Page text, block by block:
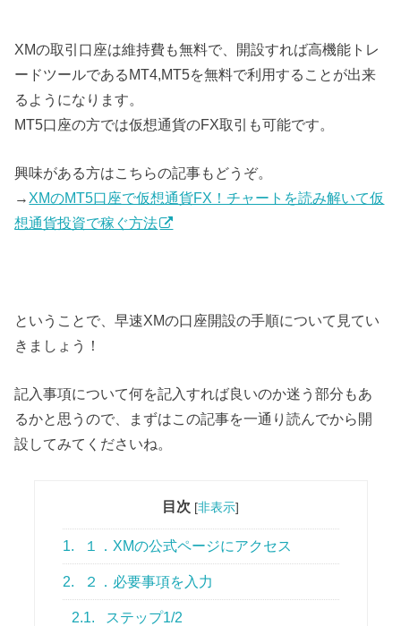
XMの取引口座は維持費も無料で、開設すれば高機能トレ
ードツールであるMT4,MT5を無料で利用することが出来
るようになります。
MT5口座の方では仮想通貨のFX取引も可能です。
興味がある方はこちらの記事もどうぞ。
→ XMのMT5口座で仮想通貨FX！チャートを読み解いて仮
想通貨投資で稼ぐ方法
ということで、早速XMの口座開設の手順について見てい
きましょう！
記入事項について何を記入すれば良いのか迷う部分もあ
るかと思うので、まずはこの記事を一通り読んでから開
設してみてくださいね。
目次 [非表示]
1. １．XMの公式ページにアクセス
2. ２．必要事項を入力
2.1. ステップ1/2